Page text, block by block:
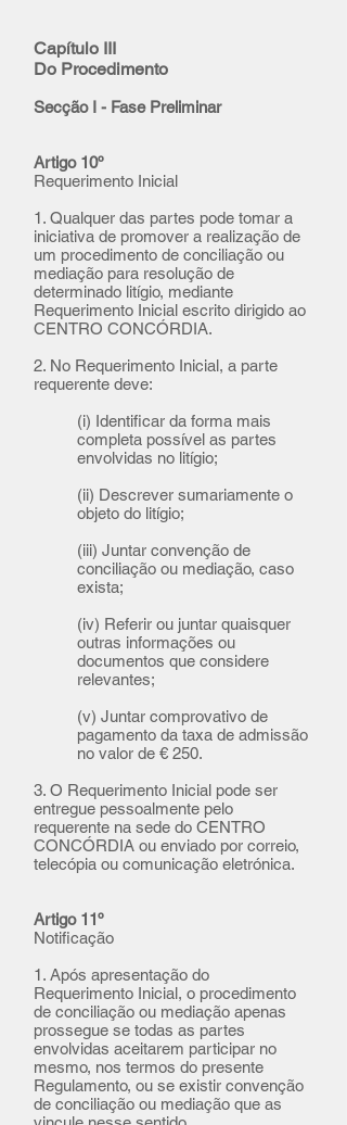
Capítulo III
Do Procedimento
Secção I - Fase Preliminar
​Artigo 10º
Requerimento Inicial
1. Qualquer das partes pode tomar a
iniciativa de promover a realização de
um procedimento de conciliação ou
mediação para resolução de
determinado litígio, mediante
Requerimento Inicial escrito dirigido ao
CENTRO CONCÓRDIA.
​2. No Requerimento Inicial, a parte
requerente deve:
(i) Identificar da forma mais
completa possível as partes
envolvidas no litígio;
(ii) Descrever sumariamente o
objeto do litígio;
(iii) Juntar convenção de
conciliação ou mediação, caso
exista;
(iv) Referir ou juntar quaisquer
outras informações ou
documentos que considere
relevantes;
(v) Juntar comprovativo de
pagamento da taxa de admissão
no valor de € 250.
3. O Requerimento Inicial pode ser
entregue pessoalmente pelo
requerente na sede do CENTRO
CONCÓRDIA ou enviado por correio,
telecópia ou comunicação eletrónica.
Artigo 11º
Notificação
1. Após apresentação do
Requerimento Inicial, o procedimento
de conciliação ou mediação apenas
prossegue se todas as partes
envolvidas aceitarem participar no
mesmo, nos termos do presente
Regulamento, ou se existir convenção
de conciliação ou mediação que as